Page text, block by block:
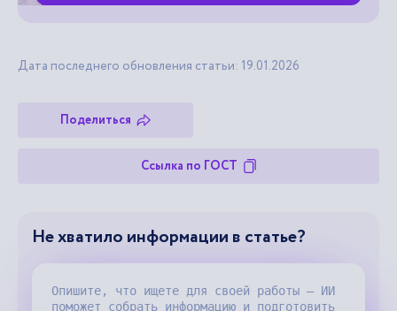
Дата последнего обновления статьи: 19.01.2026
Поделиться
Ссылка по ГОСТ
Не хватило информации в статье?